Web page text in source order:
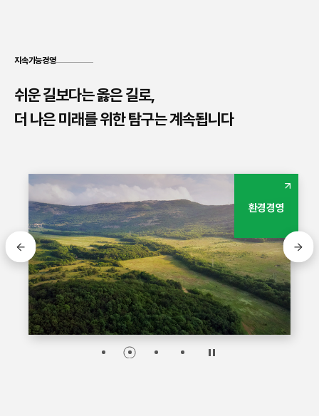
지속가능경영
쉬운 길보다는 옳은 길로,
더 나은 미래를 위한 탐구는 계속됩니다
사회경영